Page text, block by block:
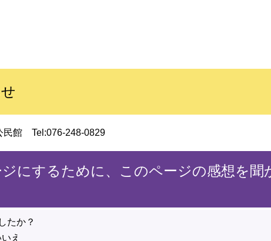
民館 Tel:076-248-0829
にするために、このページの感想を聞
たか？
え